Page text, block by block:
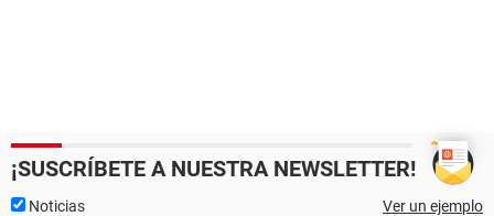
¡SUSCRÍBETE A NUESTRA NEWSLETTER!
Noticias Ver un ejemplo